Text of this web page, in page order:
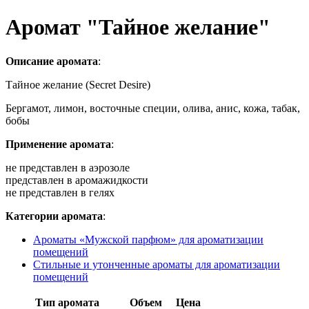
Аромат "Тайное желание"
Описание аромата:
Тайное желание (Secret Desire)
Бергамот, лимон, восточные специи, олива, анис, кожа, табак,
бобы
Применение аромата:
не представлен в аэрозоле
представлен в аромажидкости
не представлен в гелях
Категории аромата:
Ароматы «Мужской парфюм» для ароматизации
помещений
Стильные и утонченные ароматы для ароматизации
помещений
Тип аромата Объем
Цена